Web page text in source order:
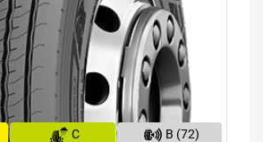
C B (72)